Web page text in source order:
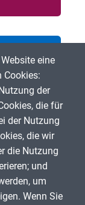
bei der ZUM
eine
Cookies:
der
die für
der Nutzung
die wir
die Nutzung
und
um
Wenn Sie